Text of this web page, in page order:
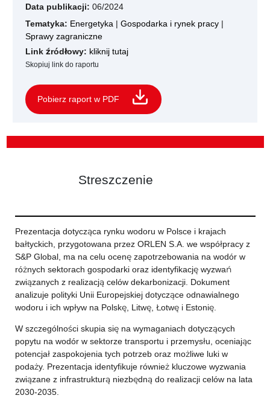
Data publikacji: 06/2024
Tematyka: Energetyka | Gospodarka i rynek pracy |
Sprawy zagraniczne
Link źródłowy: kliknij tutaj
Skopiuj link do raportu
Pobierz raport w PDF
Streszczenie
Prezentacja dotycząca rynku wodoru w Polsce i krajach
bałtyckich, przygotowana przez ORLEN S.A. we współpracy z
S&P Global, ma na celu ocenę zapotrzebowania na wodór w
różnych sektorach gospodarki oraz identyfikację wyzwań
związanych z realizacją celów dekarbonizacji. Dokument
analizuje polityki Unii Europejskiej dotyczące odnawialnego
wodoru i ich wpływ na Polskę, Litwę, Łotwę i Estonię.
W szczególności skupia się na wymaganiach dotyczących
popytu na wodór w sektorze transportu i przemysłu, oceniając
potencjał zaspokojenia tych potrzeb oraz możliwe luki w
podaży. Prezentacja identyfikuje również kluczowe wyzwania
związane z infrastrukturą niezbędną do realizacji celów na lata
2030-2035.